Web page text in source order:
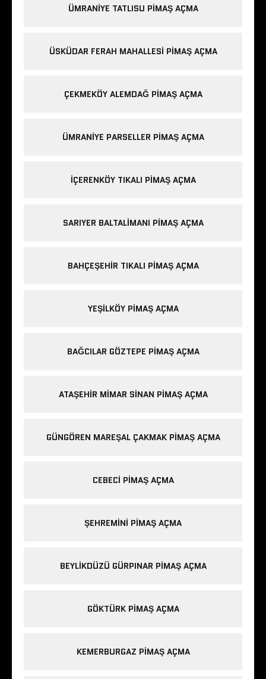
ÜMRANIYE TATLISU PIMAŞ AÇMA
ÜSKÜDAR FERAH MAHALLESI PIMAŞ AÇMA
ÇEKMEKÖY ALEMDAĞ PIMAŞ AÇMA
ÜMRANIYE PARSELLER PIMAŞ AÇMA
IÇERENKÖY TIKALI PIMAŞ AÇMA
SARIYER BALTALIMANI PIMAŞ AÇMA
BAHÇEŞEHIR TIKALI PIMAŞ AÇMA
YEŞILKÖY PIMAŞ AÇMA
BAĞCILAR GÖZTEPE PIMAŞ AÇMA
ATAŞEHIR MIMAR SINAN PIMAŞ AÇMA
GÜNGÖREN MAREŞAL ÇAKMAK PIMAŞ AÇMA
CEBECI PIMAŞ AÇMA
ŞEHREMINI PIMAŞ AÇMA
BEYLIKDÜZÜ GÜRPINAR PIMAŞ AÇMA
GÖKTÜRK PIMAŞ AÇMA
KEMERBURGAZ PIMAŞ AÇMA